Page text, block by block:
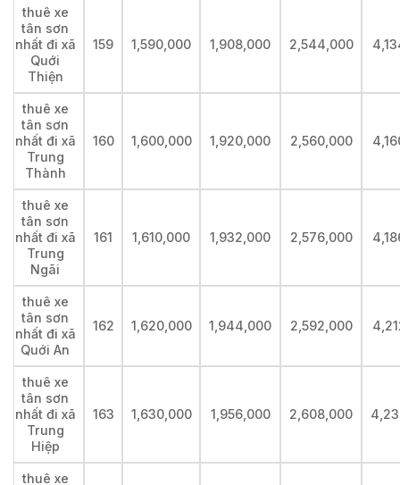
thuê xe
tân sơn
nhất đi xã
Quới
Thiện
159 1,590,000 1,908,000 2,544,000
thuê xe
tân sơn
nhất đi xã
Trung
Thành
160 1,600,000 1,920,000 2,560,000
thuê xe
tân sơn
nhất đi xã
Trung
Ngãi
161 1,610,000 1,932,000 2,576,000
thuê xe
tân sơn
nhất đi xã
Quới An
162 1,620,000 1,944,000 2,592,000
thuê xe
tân sơn
nhất đi xã
Trung
Hiệp
163 1,630,000 1,956,000 2,608,000
thuê xe